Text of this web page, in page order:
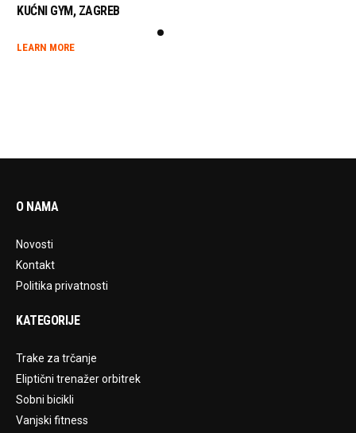
KUĆNI GYM, ZAGREB
LEARN MORE
O NAMA
Novosti
Kontakt
Politika privatnosti
KATEGORIJE
Trake za trčanje
Eliptični trenažer orbitrek
Sobni bicikli
Vanjski fitness